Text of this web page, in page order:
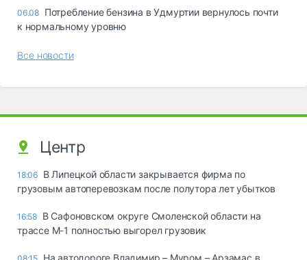
06.08 Потребление бензина в Удмуртии вернулось почти
к нормальному уровню
Все новости
Центр
18:06 В Липецкой области закрывается фирма по
грузовым автоперевозкам после полутора лет убытков
16:58 В Сафоновском округе Смоленской области на
трассе М-1 полностью выгорел грузовик
На автодороге Владимир – Муром – Арзамас в